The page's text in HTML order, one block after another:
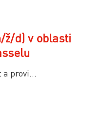
ž/d) v oblasti
provi...